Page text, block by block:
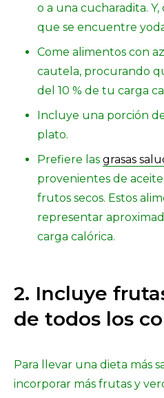
o a una cucharadita. Y,
que se encuentre
Come alimentos con
cautela, procurando
del 10 % de tu carga
Incluye una porción
plato.
Prefiere las grasas
provenientes de
frutos secos. Estos
representar
carga calórica.
2. Incluye
de todos los
Para llevar una dieta más
incorporar más frutas y